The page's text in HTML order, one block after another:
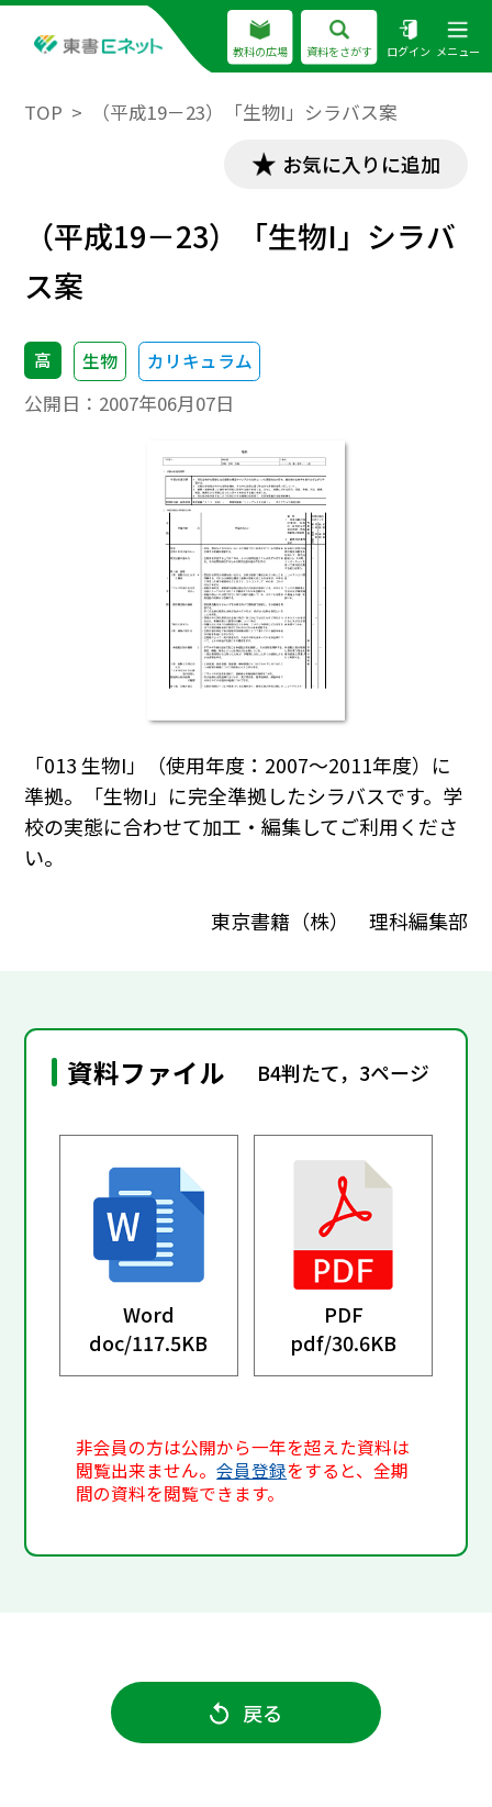
教科の広場 資料をさがす ログイン メニュー
TOP （平成19－23）「生物I」シラバス案
お気に入りに追加
（平成19－23）「生物I」シラバ
ス案
高 生物 カリキュラム
公開日： 2007年06月07日
「013 生物I」（使用年度：2007～2011年度）に
準拠。「生物I」に完全準拠したシラバスです。学
校の実態に合わせて加工・編集してご利用くださ
い｡
東京書籍（株） 理科編集部
資料ファイル B4判たて，3ページ
Word
doc/117.5KB
PDF
pdf/30.6KB
非会員の方は公開から一年を超えた資料は
閲覧出来ません。会員登録をすると、全期
間の資料を閲覧できます。
戻る